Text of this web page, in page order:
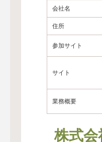
会社名
住所
参加サイト
サイト
業務概要
株式